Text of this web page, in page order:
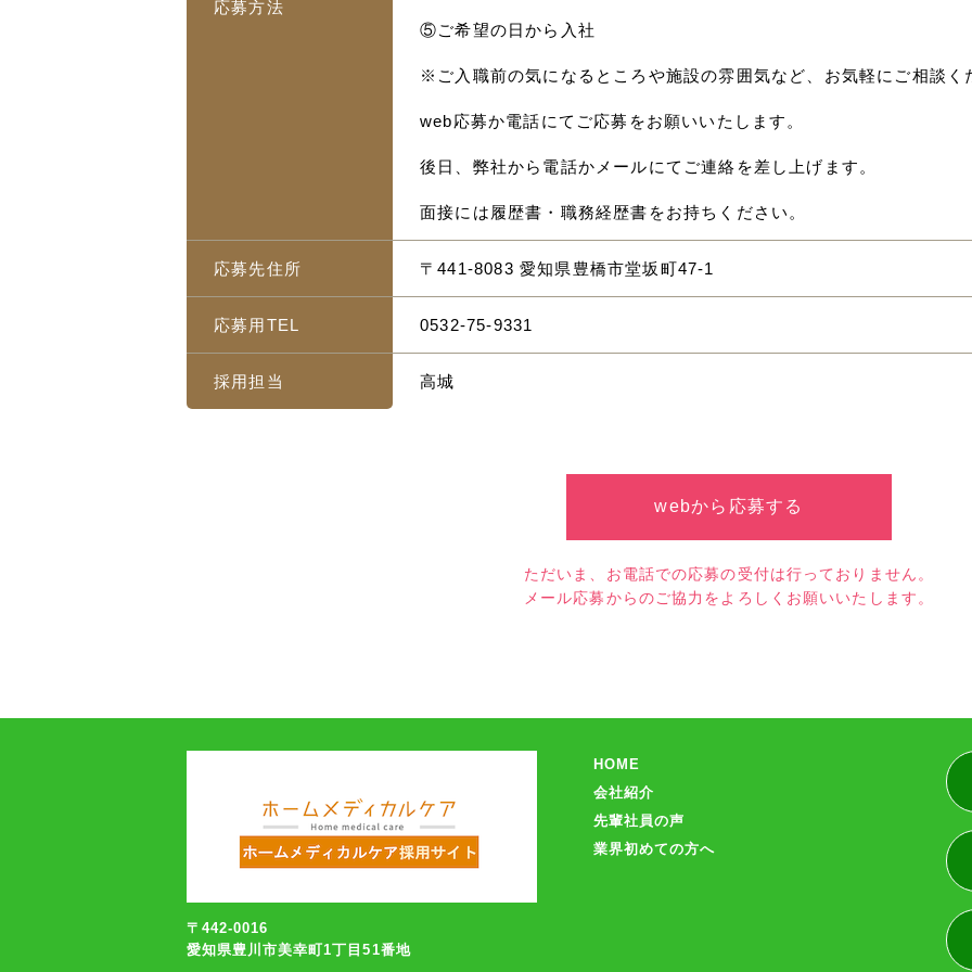
応募方法
⑤ご希望の日から入社
※ご入職前の気になるところや施設の雰囲気など、お気軽にご相談く
web応募か電話にてご応募をお願いいたします。
後日、弊社から電話かメールにてご連絡を差し上げます。
面接には履歴書・職務経歴書をお持ちください。
応募先住所 〒441-8083 愛知県豊橋市堂坂町47-1
応募用TEL 0532-75-9331
採用担当 高城
webから応募する
ただいま、お電話での応募の受付は行っておりません。
メール応募からのご協力をよろしくお願いいたします。
〒442-0016
愛知県豊川市美幸町1丁目51番地
HOME
会社紹介
先輩社員の声
業界初めての方へ